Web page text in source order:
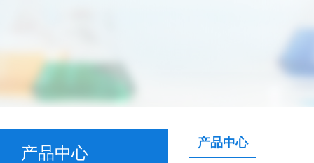
产品中心
产品中心